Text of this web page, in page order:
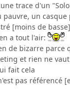
trace d'un
pauvre, un
[moins de
a tout l'air:
de bizarre parce
et rien ne
fait cela
pas référencé